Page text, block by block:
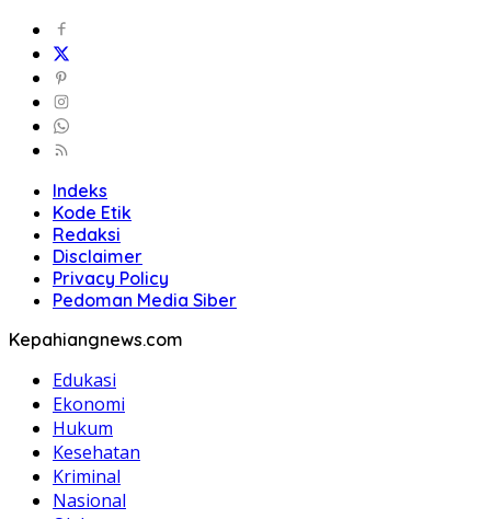
Indeks
Kode Etik
Redaksi
Disclaimer
Privacy Policy
Pedoman Media Siber
Kepahiangnews.com
Edukasi
Ekonomi
Hukum
Kesehatan
Kriminal
Nasional